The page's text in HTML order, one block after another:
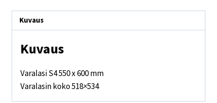
Kuvaus
Kuvaus
Varalasi S4 550 x 600 mm
Varalasin koko 518×534